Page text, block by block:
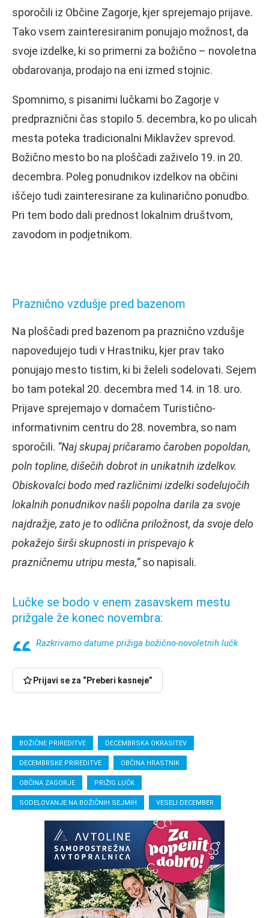
sporočili iz Občine Zagorje, kjer sprejemajo prijave.
Tako vsem zainteresiranim ponujajo možnost, da
svoje izdelke, ki so primerni za božično – novoletna
obdarovanja, prodajo na eni izmed stojnic.
Spomnimo, s pisanimi lučkami bo Zagorje v
predpraznični čas stopilo 5. decembra, ko po ulicah
mesta poteka tradicionalni Miklavžev sprevod.
Božično mesto bo na ploščadi zaživelo 19. in 20.
decembra. Poleg ponudnikov izdelkov na občini
iščejo tudi zainteresirane za kulinarično ponudbo.
Pri tem bodo dali prednost lokalnim društvom,
zavodom in podjetnikom.
Praznično vzdušje pred bazenom
Na ploščadi pred bazenom pa praznično vzdušje
napovedujejo tudi v Hrastniku, kjer prav tako
ponujajo mesto tistim, ki bi želeli sodelovati. Sejem
bo tam potekal 20. decembra med 14. in 18. uro.
Prijave sprejemajo v domačem Turistično-
informativnim centru do 28. novembra, so nam
sporočili. “Naj skupaj pričaramo čaroben popoldan,
poln topline, dišečih dobrot in unikatnih izdelkov.
Obiskovalci bodo med različnimi izdelki sodelujočih
lokalnih ponudnikov našli popolna darila za svoje
najdražje, zato je to odlična priložnost, da svoje delo
pokažejo širši skupnosti in prispevajo k
prazničnemu utripu mesta,”so napisali.
Lučke se bodo v enem zasavskem mestu
prižgale že konec novembra:
Razkrivamo datume prižiga božično-novoletnih lučk
Prijavi se za “Preberi kasneje”
BOŽIČNE PRIREDITVE DECEMBRSKA OKRASITEV
DECEMBRSKE PRIREDITVE OBČINA HRASTNIK
OBČINA ZAGORJE PRIŽIG LUČK
SODELOVANJE NA BOŽIČNIH SEJMIH VESELI DECEMBER